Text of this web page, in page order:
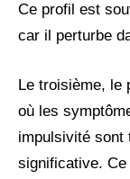
Ce profil est
car il perturbe
Le troisième, le
où les
impulsivité sont
significative.